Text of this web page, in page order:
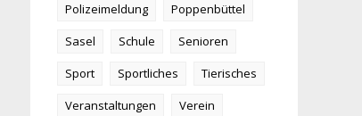
Polizeimeldung
Poppenbüttel
Sasel
Schule
Senioren
Sport
Sportliches
Tierisches
Veranstaltungen
Verein